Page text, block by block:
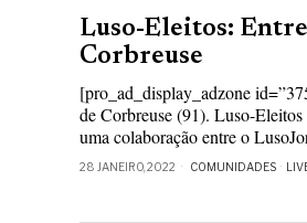
Luso-Eleitos:
Corbreuse
[pro_ad_display_adzone
de Corbreuse (91). Luso-
uma colaboração entre o
28 JANEIRO, 2022 COMUNIDADES ·